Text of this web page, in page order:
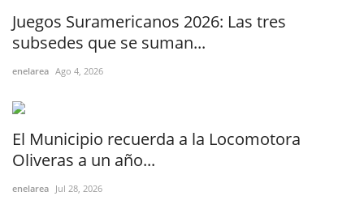
Juegos Suramericanos 2026: Las tres
subsedes que se suman...
enelarea Ago 4, 2026
El Municipio recuerda a la Locomotora
Oliveras a un año...
enelarea Jul 28, 2026